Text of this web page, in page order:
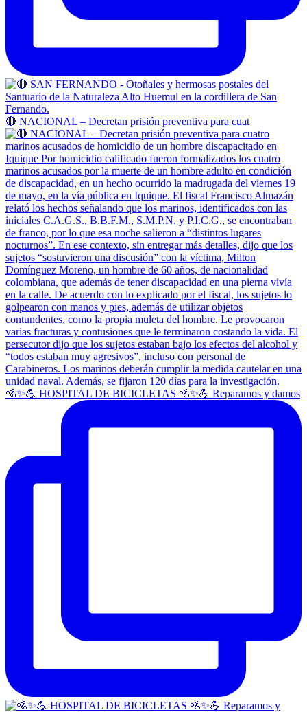
🔴 NACIONAL – Decretan prisión preventiva para cuat
🚵✨💪 HOSPITAL DE BICICLETAS 🚵✨💪 Reparamos y damos